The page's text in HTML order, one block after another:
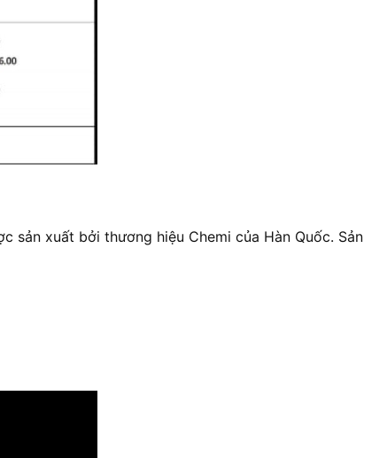
sản xuất bởi thương hiệu Chemi của Hàn Quốc. Sản